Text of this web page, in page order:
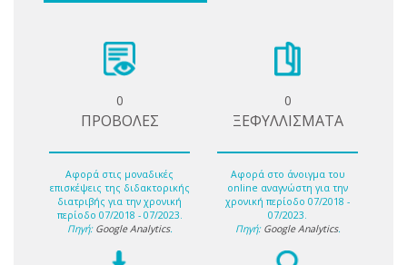
0
ΠΡΟΒΟΛΕΣ
Αφορά στις μοναδικές
επισκέψεις της διδακτορικής
διατριβής για την χρονική
περίοδο 07/2018 - 07/2023.
Πηγή: Google Analytics.
0
ΞΕΦΥΛΛΙΣΜΑΤΑ
Αφορά στο άνοιγμα του
online αναγνώστη για την
χρονική περίοδο 07/2018 -
07/2023.
Πηγή: Google Analytics.